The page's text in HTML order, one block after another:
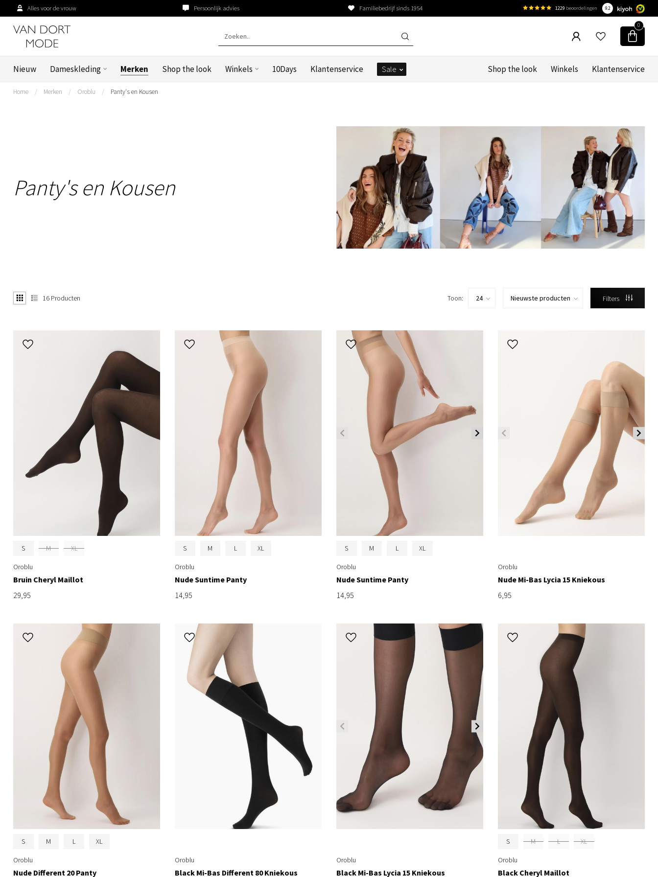
Alles voor de vrouw Persoonlijk advies Familiebedrijf sinds 1954 1229 beoordelingen 9.2
0
Nieuw Dameskleding Merken Shop the look Winkels 10Days Klantenservice Sale Shop the look Winkels Klantenservice
Home / Merken / Oroblu / Panty's en Kousen
Panty's en Kousen
16 Producten Toon: Filters
S M XL
Oroblu
Bruin Cheryl Maillot
29,95
S M L XL
Oroblu
Nude Suntime Panty
14,95
S M L XL
Oroblu
Nude Suntime Panty
14,95
Oroblu
Nude Mi-Bas Lycia 15 Kniekous
6,95
S M L XL
Oroblu
Nude Different 20 Panty
Oroblu
Black Mi-Bas Different 80 Kniekous
Oroblu
Black Mi-Bas Lycia 15 Kniekous
S M L XL
Oroblu
Black Cheryl Maillot